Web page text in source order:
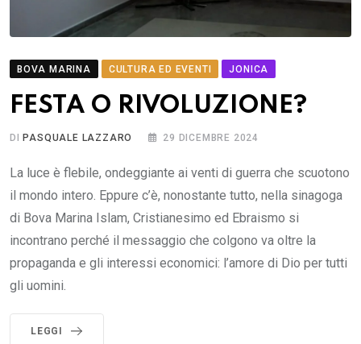
BOVA MARINA CULTURA ED EVENTI JONICA
FESTA O RIVOLUZIONE?
DI PASQUALE LAZZARO 29 DICEMBRE 2024
La luce è flebile, ondeggiante ai venti di guerra che scuotono
il mondo intero. Eppure c’è, nonostante tutto, nella sinagoga
di Bova Marina Islam, Cristianesimo ed Ebraismo si
incontrano perché il messaggio che colgono va oltre la
propaganda e gli interessi economici: l’amore di Dio per tutti
gli uomini.
LEGGI